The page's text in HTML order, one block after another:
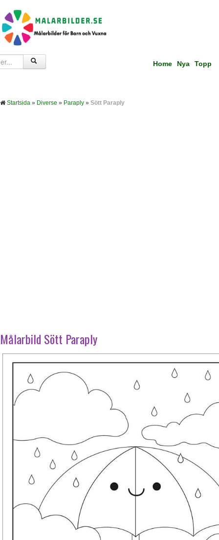
Home Nya Topp
Startsida » Diverse » Paraply » Sött Paraply
Målarbild Sött Paraply